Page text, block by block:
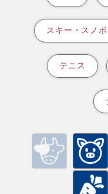
スキー・スノボ
テニス
豚肉 鶏肉
フルーツ